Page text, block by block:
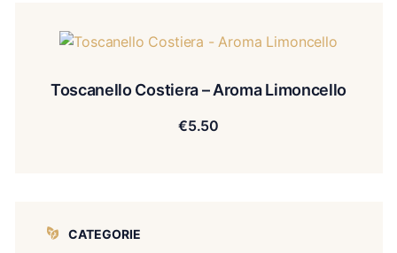
Toscanello Costiera – Aroma Limoncello
€5.50
CATEGORIE